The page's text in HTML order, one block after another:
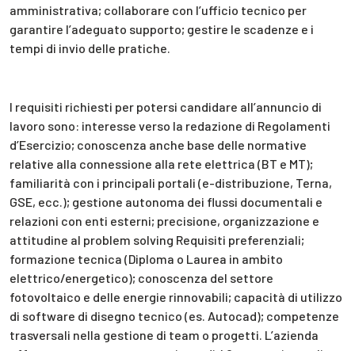
amministrativa; collaborare con l’ufficio tecnico per
garantire l’adeguato supporto; gestire le scadenze e i
tempi di invio delle pratiche.
I requisiti richiesti per potersi candidare all’annuncio di
lavoro sono: interesse verso la redazione di Regolamenti
d’Esercizio; conoscenza anche base delle normative
relative alla connessione alla rete elettrica (BT e MT);
familiarità con i principali portali (e-distribuzione, Terna,
GSE, ecc.); gestione autonoma dei flussi documentali e
relazioni con enti esterni; precisione, organizzazione e
attitudine al problem solving Requisiti preferenziali;
formazione tecnica (Diploma o Laurea in ambito
elettrico/energetico); conoscenza del settore
fotovoltaico e delle energie rinnovabili; capacità di utilizzo
di software di disegno tecnico (es. Autocad); competenze
trasversali nella gestione di team o progetti. L’azienda